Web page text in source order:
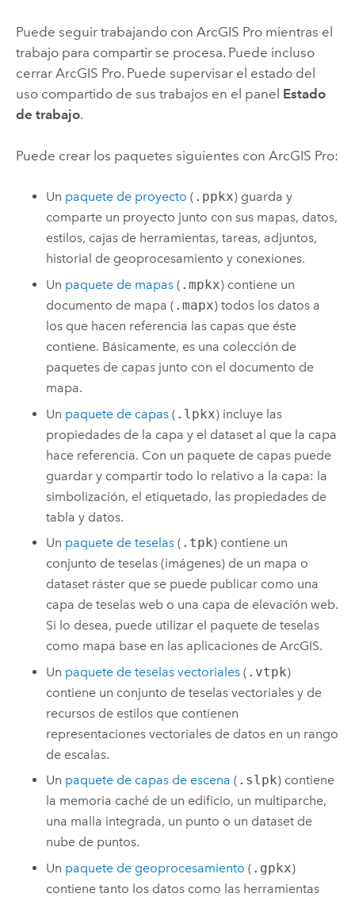
Puede seguir trabajando con ArcGIS Promientras el
trabajo para compartir se procesa. Puede incluso
cerrar ArcGIS Pro. Puede supervisar el estado del
uso compartido de sus trabajos en el panel Estado
de trabajo.
Puede crear los paquetes siguientes con ArcGIS Pro:
Un paquete de proyecto ( .ppkx) guarda y
comparte un proyecto junto con sus mapas, datos,
estilos, cajas de herramientas, tareas, adjuntos,
historial de geoprocesamiento y conexiones.
Un paquete de mapas ( .mpkx) contiene un
documento de mapa ( .mapx) todos los datos a
los que hacen referencia las capas que éste
contiene. Básicamente, es una colección de
paquetes de capas junto con el documento de
mapa.
Un paquete de capas ( .lpkx) incluye las
propiedades de la capa y el dataset al que la capa
hace referencia. Con un paquete de capas puede
guardar y compartir todo lo relativo a la capa: la
simbolización, el etiquetado, las propiedades de
tabla y datos.
Un paquete de teselas ( .tpk) contiene un
conjunto de teselas (imágenes) de un mapa o
dataset ráster que se puede publicar como una
capa de teselas web o una capa de elevación web.
Si lo desea, puede utilizar el paquete de teselas
como mapa base en las aplicaciones de ArcGIS.
Un paquete de teselas vectoriales ( .vtpk)
contiene un conjunto de teselas vectoriales y de
recursos de estilos que contienen
representaciones vectoriales de datos en un rango
de escalas.
Un paquete de capas de escena ( .slpk) contiene
la memoria caché de un edificio, un multiparche,
una malla integrada, un punto o un dataset de
nube de puntos.
Un paquete de geoprocesamiento ( .gpkx)
contiene tanto los datos como las herramientas